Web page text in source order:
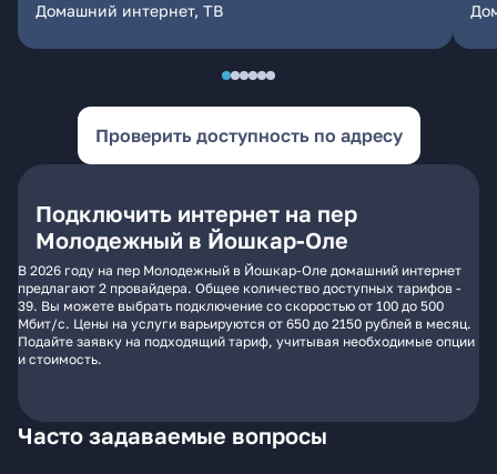
Домашний интернет, ТВ
Проверить доступность по адресу
Подключить интернет на пер
Молодежный в Йошкар-Оле
В 2026 году на пер Молодежный в Йошкар-Оле домашний интернет
предлагают 2 провайдера. Общее количество доступных тарифов -
39. Вы можете выбрать подключение со скоростью от 100 до 500
Мбит/с. Цены на услуги варьируются от 650 до 2150 рублей в месяц.
Подайте заявку на подходящий тариф, учитывая необходимые опции
и стоимость.
Часто задаваемые вопросы